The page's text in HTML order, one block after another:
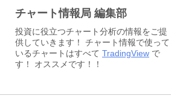
チャート情報局 編集部
投資に役立つチャート分析の情報をご提
供していきます！ チャート情報で使って
いるチャートはすべて TradingView で
す！ オススメです！！